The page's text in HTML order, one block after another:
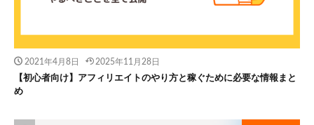
2021年4月8日 2025年11月28日
【初心者向け】アフィリエイトのやり方と稼ぐために必要な情報まと
め